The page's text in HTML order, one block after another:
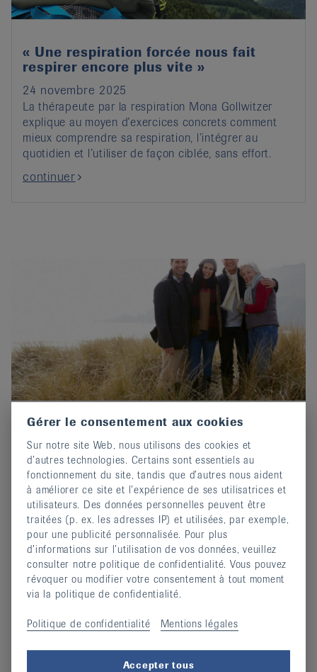
« Une respiration forcée nous fait
respirer encore plus vite »
24 novembre 2025
La thérapeute par la respiration Mona Gollwitzer
explique au moyen d’exercices concrets comment
mieux comprendre sa respiration, l’intégrer au
quotidien et l’utiliser de façon ciblée, sans effort.
continuer
maintenant !
02 octobre 2025
Invitation au concours d'écriture de EULAR.
continuer
Gérer le consentement aux cookies
Sur notre site Web, nous utilisons des cookies et
d’autres technologies. Certains sont essentiels au
fonctionnement du site, tandis que d’autres nous aident
à améliorer ce site et l’expérience de ses utilisatrices et
utilisateurs. Des données personnelles peuvent être
traitées (p. ex. les adresses IP) et utilisées, par exemple,
pour une publicité personnalisée. Pour plus
d’informations sur l’utilisation de vos données, veuillez
consulter notre politique de confidentialité. Vous pouvez
révoquer ou modifier votre consentement à tout moment
via la politique de confidentialité.
Politique de confidentialité Mentions légales
Accepter tous